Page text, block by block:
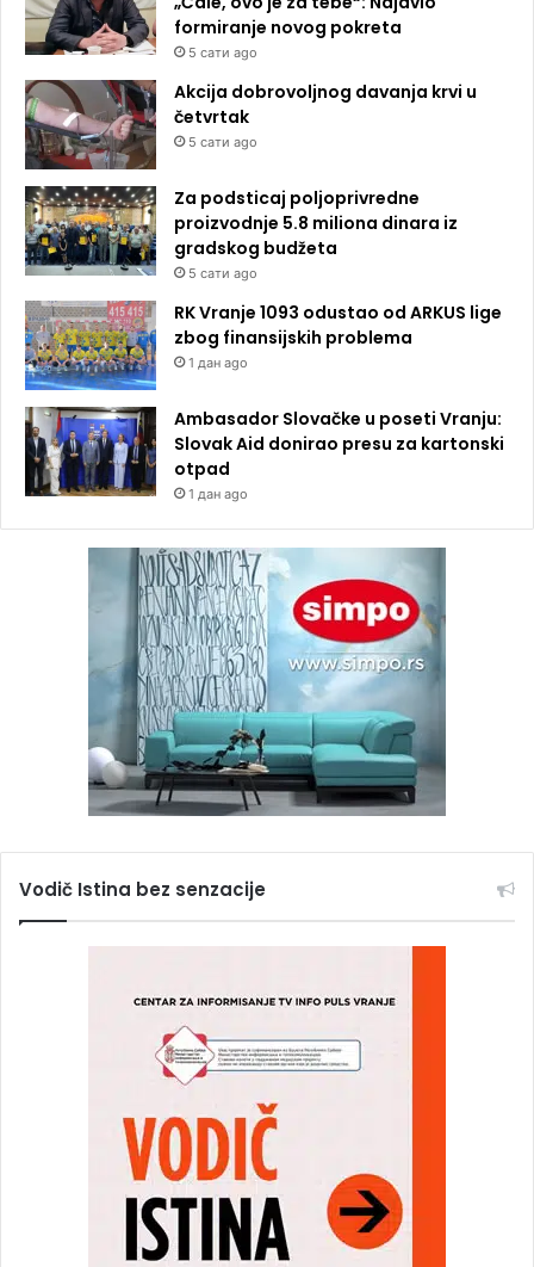
formiranje novog pokreta
5 сати ago
Akcija dobrovoljnog davanja krvi u
četvrtak
5 сати ago
Za podsticaj poljoprivredne
proizvodnje 5.8 miliona dinara iz
gradskog budžeta
5 сати ago
RK Vranje 1093 odustao od ARKUS lige
zbog finansijskih problema
1 дан ago
Ambasador Slovačke u poseti Vranju:
Slovak Aid donirao presu za kartonski
otpad
1 дан ago
Vodič Istina bez senzacije